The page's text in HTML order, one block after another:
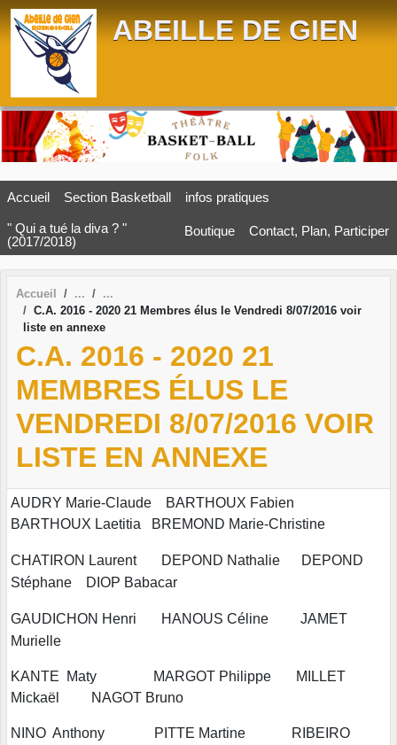
ABEILLE DE GIEN
Accueil Section Basketball infos pratiques
" Qui a tué la diva ? "
(2017/2018)
Boutique Contact, Plan, Participer
Accueil
C.A. 2016 - 2020 21 Membres élus le Vendredi 8/07/2016 voir
liste en annexe
C.A. 2016 - 2020 21
MEMBRES ÉLUS LE
VENDREDI 8/07/2016 VOIR
LISTE EN ANNEXE
AUDRY Marie-Claude BARTHOUX Fabien
BARTHOUX Laetitia BREMOND Marie-Christine
CHATIRON Laurent
DEPOND Nathalie DEPOND
Stéphane DIOP Babacar
GAUDICHON Henri HANOUS Céline JAMET
Murielle
KANTE Maty MARGOT Philippe MILLET
Mickaël NAGOT Bruno
NINO Anthony PITTE Martine RIBEIRO
Panneau de gestion des cookies